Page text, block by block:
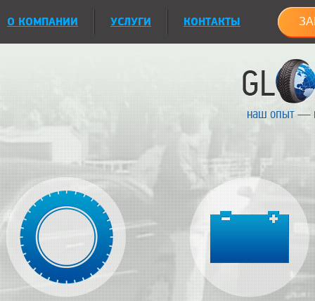
О КОМПАНИИ УСЛУГИ КОНТАКТЫ
наш опыт —